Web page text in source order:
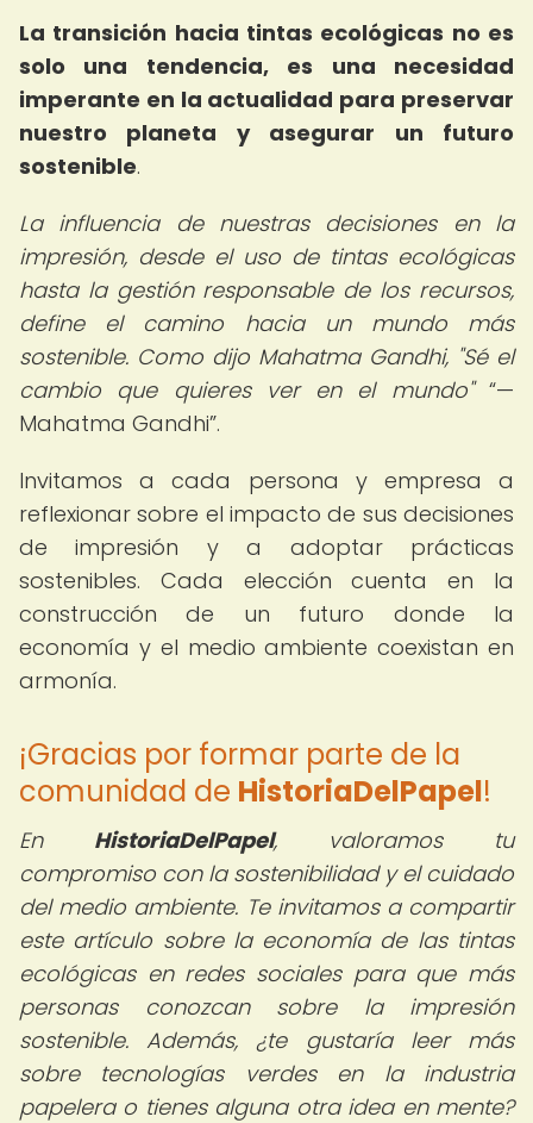
La transición hacia tintas ecológicas no es
solo una tendencia, es una necesidad
imperante en la actualidad para preservar
nuestro planeta y asegurar un futuro
sostenible.
La influencia de nuestras decisiones en la
impresión, desde el uso de tintas ecológicas
hasta la gestión responsable de los recursos,
define el camino hacia un mundo más
sostenible. Como dijo Mahatma Gandhi, "Sé el
cambio que quieres ver en el mundo"
—
Mahatma Gandhi .
Invitamos a cada persona y empresa a
reflexionar sobre el impacto de sus decisiones
de impresión y a adoptar prácticas
sostenibles. Cada elección cuenta en la
construcción de un futuro donde la
economía y el medio ambiente coexistan en
armonía.
¡Gracias por formar parte de la
comunidad de HistoriaDelPapel!
En HistoriaDelPapel, valoramos tu
compromiso con la sostenibilidad y el cuidado
del medio ambiente. Te invitamos a compartir
este artículo sobre la economía de las tintas
ecológicas en redes sociales para que más
personas conozcan sobre la impresión
sostenible. Además, ¿te gustaría leer más
sobre tecnologías verdes en la industria
papelera o tienes alguna otra idea en mente?